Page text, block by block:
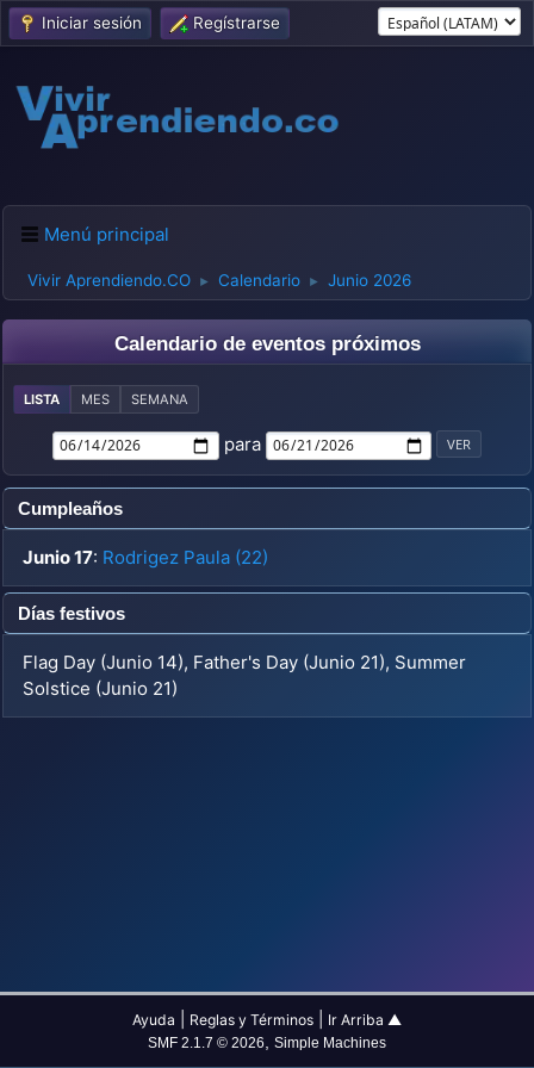
Iniciar sesión Regístrarse
Menú principal
Vivir Aprendiendo.CO ► Calendario ► Junio 2026
Calendario de eventos próximos
LISTA MES SEMANA
para
Cumpleaños
Junio 17: Rodrigez Paula (22)
Días festivos
Flag Day (Junio 14), Father's Day (Junio 21), Summer
Solstice (Junio 21)
Ayuda Reglas y Términos Ir Arriba ▲
SMF 2.1.7 © 2026, Simple Machines